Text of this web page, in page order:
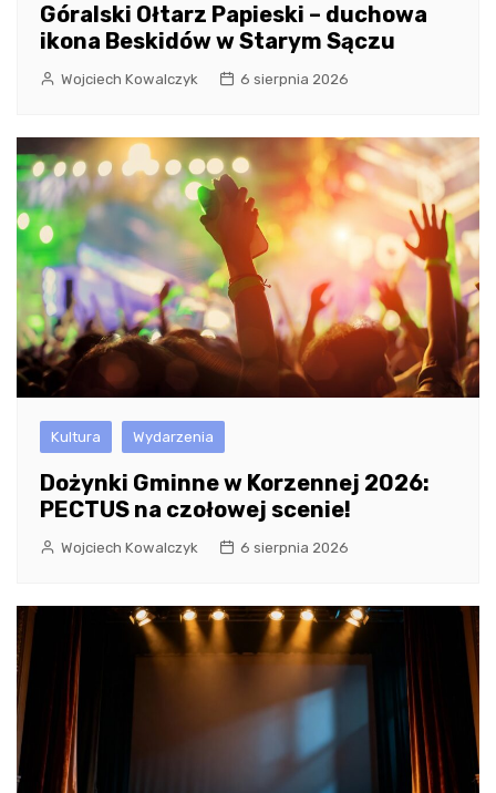
Góralski Ołtarz Papieski – duchowa
ikona Beskidów w Starym Sączu
Wojciech Kowalczyk 6 sierpnia 2026
Kultura Wydarzenia
Dożynki Gminne w Korzennej 2026:
PECTUS na czołowej scenie!
Wojciech Kowalczyk 6 sierpnia 2026